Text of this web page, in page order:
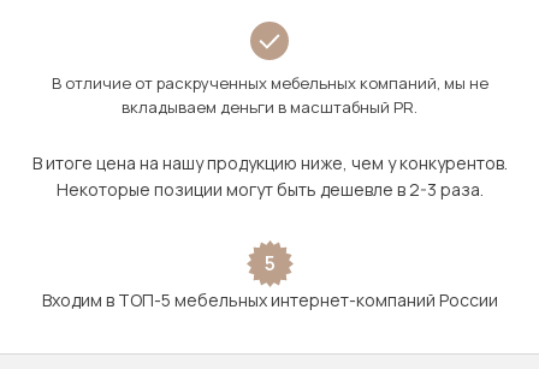
В отличие от раскрученных мебельных компаний, мы не
вкладываем деньги в масштабный PR.
В итоге цена на нашу продукцию ниже, чем у конкурентов.
Некоторые позиции могут быть дешевле в 2-3 раза.
5
Входим в ТОП-5 мебельных интернет-компаний России